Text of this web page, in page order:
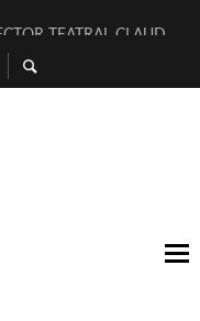
TEATRAL CLAUDIO
DEL TOMATAZO
3.0] EN EXVITA
[RELATIVA
A SERRAT
PERSECUTORIA]
[DESCASADA]